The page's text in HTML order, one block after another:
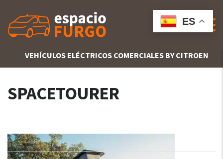
VEHÍCULOS ELÉCTRICOS COMERCIALES BY CITROEN
SPACETOURER
ES